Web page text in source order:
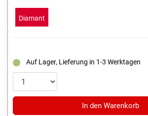
Diamant
Auf Lager, Lieferung in 1-3 Werktagen
In den Warenkorb